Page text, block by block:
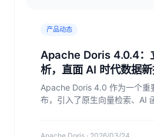
产品动态
Apache Doris 4.0.4：
析，直面 AI 时代数据
Apache Doris 4.0 作为一个重
布，引入了原生向量检索、AI